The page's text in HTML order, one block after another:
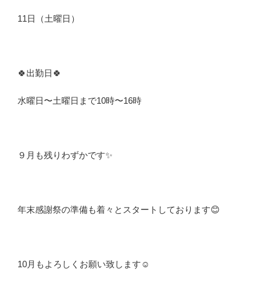
11日（土曜日）
🍀出勤日🍀
水曜日〜土曜日まで10時〜16時
９月も残りわずかです✨
年末感謝祭の準備も着々とスタートしております😊
10月もよろしくお願い致します☺️